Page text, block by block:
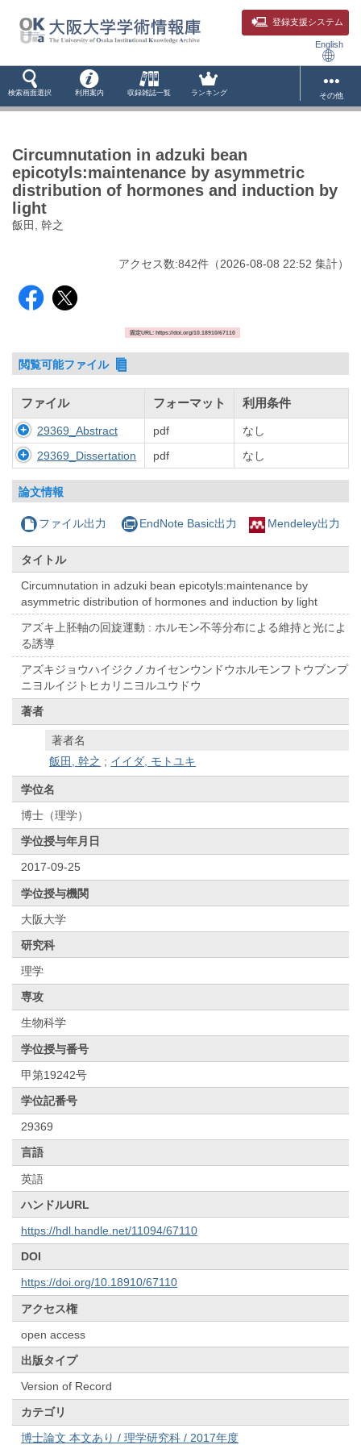
登録支援システム
English
検索画面選択 利用案内 収録雑誌一覧 ランキング その他
Circumnutation in adzuki bean
epicotyls:maintenance by asymmetric
distribution of hormones and induction by
light
飯田, 幹之
アクセス数:842件 （2026-08-08 22:52 集計）
固定URL: https://doi.org/10.18910/67110
閲覧可能ファイル
ファイル フォーマット 利用条件
29369_Abstract pdf
なし
29369_Dissertation
pdf なし
論文情報
ファイル出力 EndNote Basic出力 Mendeley出力
タイトル
Circumnutation in adzuki bean epicotyls:maintenance by
asymmetric distribution of hormones and induction by light
アズキ上胚軸の回旋運動 : ホルモン不等分布による維持と光によ
る誘導
アズキジョウハイジクノカイセンウンドウホルモンフトウブンプ
ニヨルイジトヒカリニヨルユウドウ
著者
著者名
飯田, 幹之 ; イイダ, モトユキ
学位名
博士（理学）
学位授与年月日
2017-09-25
学位授与機関
大阪大学
研究科
理学
専攻
生物科学
学位授与番号
甲第19242号
学位記番号
29369
言語
英語
ハンドルURL
https://hdl.handle.net/11094/67110
DOI
https://doi.org/10.18910/67110
アクセス権
open access
出版タイプ
Version of Record
カテゴリ
博士論文 本文あり / 理学研究科 / 2017年度